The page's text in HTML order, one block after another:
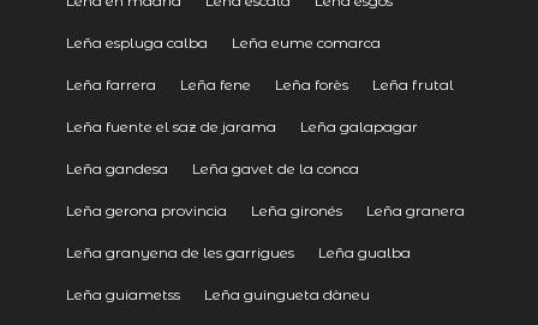
Leña espluga calba Leña eume comarca
Leña farrera Leña fene Leña forès Leña frutal
Leña fuente el saz de jarama Leña galapagar
Leña gandesa Leña gavet de la conca
Leña gerona provincia Leña gironés Leña granera
Leña granyena de les garrigues Leña gualba
Leña guiametss Leña guingueta dàneu